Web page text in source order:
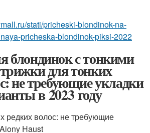
stati/pricheski-blondinok-na-
pricheska-blondinok-piksi-2022
блондинок с тонкими
для тонких
не требующие укладки
в 2023 году
редких волос: не требующие
Haust